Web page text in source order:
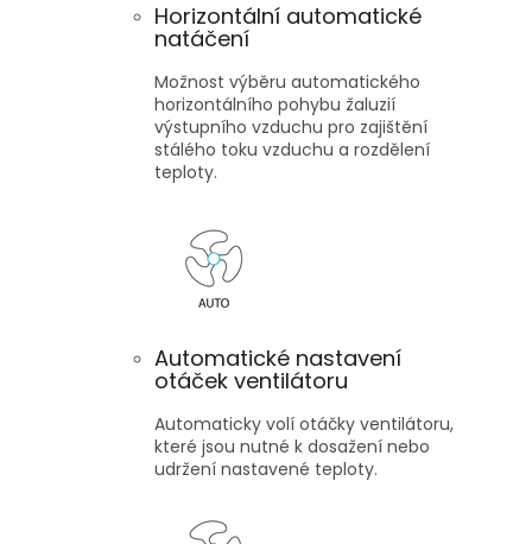
Horizontální automatické
natáčení
Možnost výběru automatického
horizontálního pohybu žaluzií
výstupního vzduchu pro zajištění
stálého toku vzduchu a rozdělení
teploty.
Automatické nastavení
otáček ventilátoru
Automaticky volí otáčky ventilátoru,
které jsou nutné k dosažení nebo
udržení nastavené teploty.